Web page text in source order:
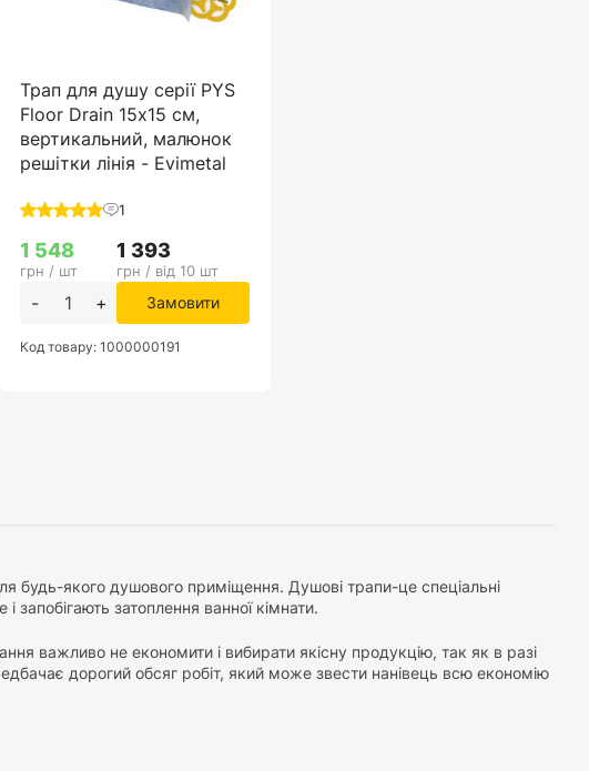
будь-якого душового приміщення. Душові трапи-це спеціальні
запобігають затоплення ванної кімнати.
важливо не економити і вибирати якісну продукцію, так як в разі
дорогий обсяг робіт, який може звести нанівець всю економію
розмірів, форм і матеріалів. Основними ключовими функціями,
зручність обслуговування трапа для душу, висока стійкість
Трап для душу серії PYS
Floor Drain 15х15 см,
вертикальний, малюнок
решітки лінія - Evimetal
1
1 548
грн / шт
1 393
грн / від 10 шт
- + Замовити
Код товару: 1000000191